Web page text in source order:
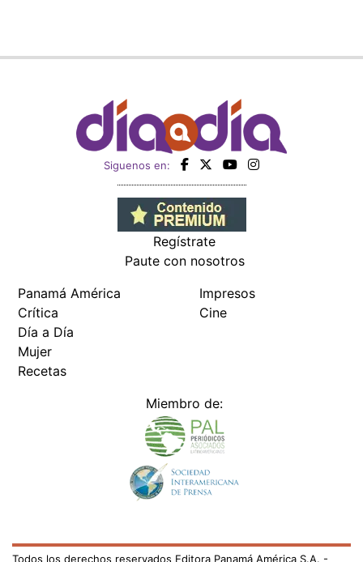
Siguenos en:
Regístrate
Paute con nosotros
Panamá América
Crítica
Día a Día
Mujer
Recetas
Impresos
Cine
Miembro de:
Todos los derechos reservados Editora Panamá América S.A. -